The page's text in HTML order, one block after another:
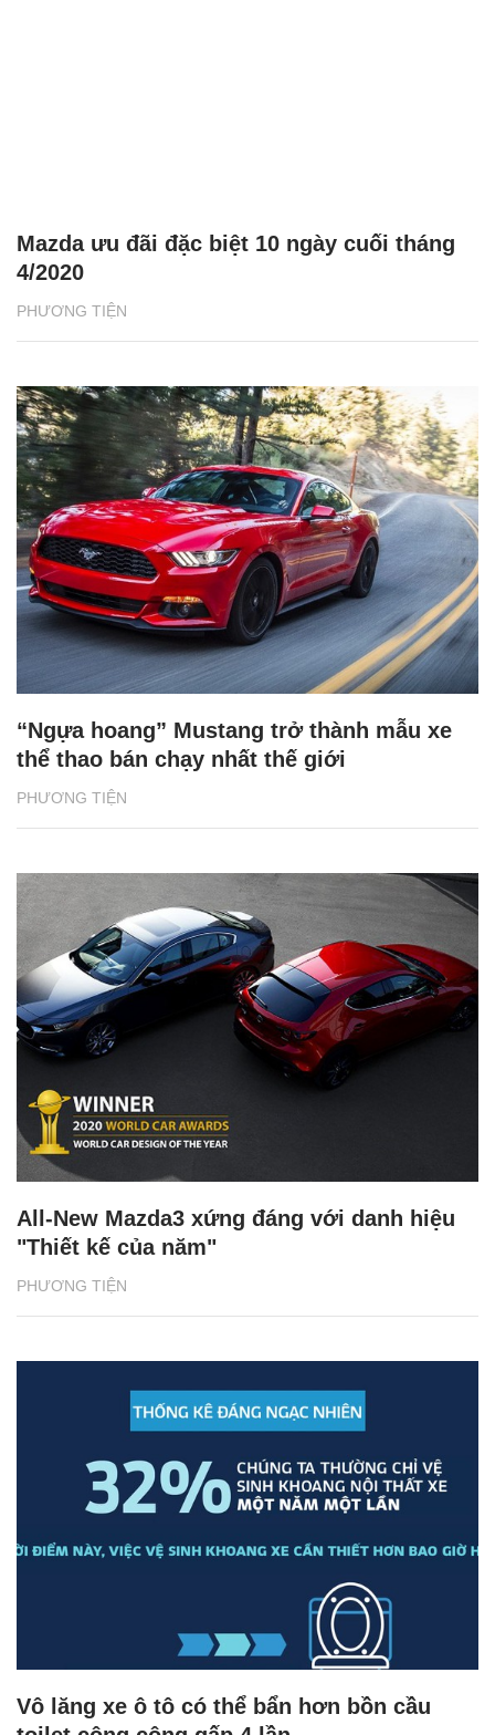
PHƯƠNG TIỆN
Mazda ưu đãi đặc biệt 10 ngày cuối tháng
4/2020
PHƯƠNG TIỆN
“Ngựa hoang” Mustang trở thành mẫu xe
thể thao bán chạy nhất thế giới
PHƯƠNG TIỆN
All-New Mazda3 xứng đáng với danh hiệu
"Thiết kế của năm"
Vô lăng xe ô tô có thể bẩn hơn bồn cầu